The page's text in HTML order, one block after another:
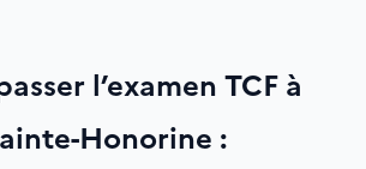
l’examen TCF à
Honorine :